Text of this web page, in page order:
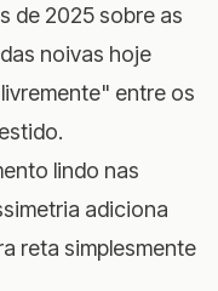
de 2025 sobre as
noivas hoje
entre os
lindo nas
adiciona
reta simplesmente